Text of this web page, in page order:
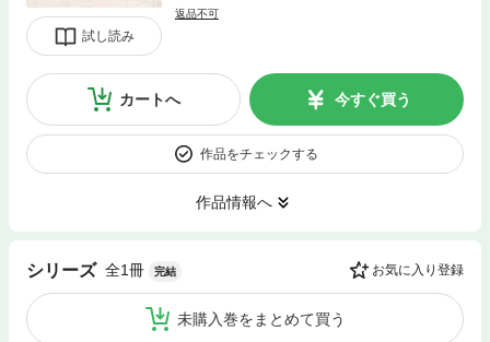
試し読み
返品不可
カートへ 今すぐ買う
作品をチェックする
作品情報へ
シリーズ 全1冊 完結 お気に入り登録
未購入巻をまとめて買う